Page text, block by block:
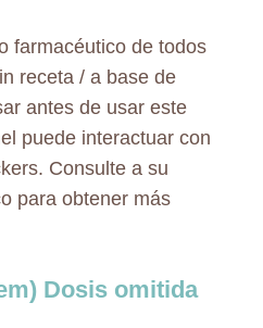
farmacéutico de todos
receta / a base de
antes de usar este
puede interactuar con
Consulte a su
para obtener más
Dosis omitida